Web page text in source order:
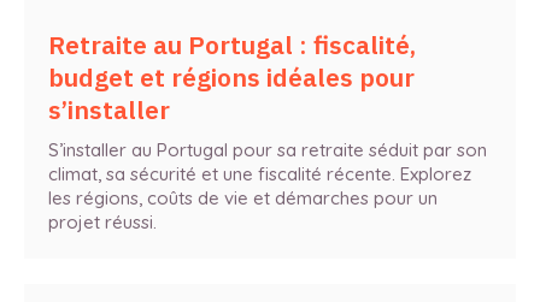
Retraite au Portugal : fiscalité,
budget et régions idéales pour
s’installer
S’installer au Portugal pour sa retraite séduit par son
climat, sa sécurité et une fiscalité récente. Explorez
les régions, coûts de vie et démarches pour un
projet réussi.